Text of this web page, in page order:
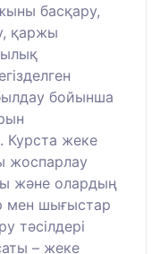
басқару,
қаржы
бойынша
Курста жеке
жоспарлау
және олардың
мен шығыстар
тәсілдері
– жеке